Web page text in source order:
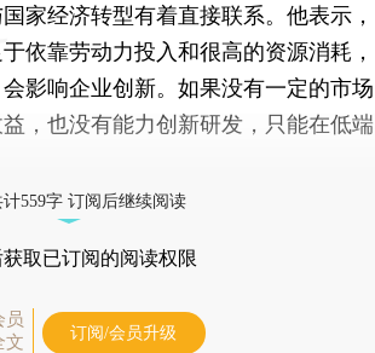
经济转型有着直接联系。他表示，
依靠劳动力投入和很高的资源消耗，
影响企业创新。如果没有一定的市场
，也没有能力创新研发，只能在低端
559字 订阅后继续阅读
获取已订阅的阅读权限
员
文
订阅/会员升级